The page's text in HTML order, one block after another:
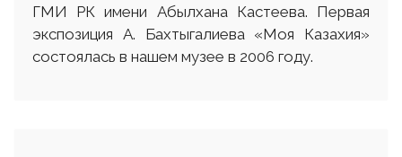
ГМИ РК имени Абылхана Кастеева. Первая
экспозиция А. Бахтыгалиева «Моя Казахия»
состоялась в нашем музее в 2006 году.